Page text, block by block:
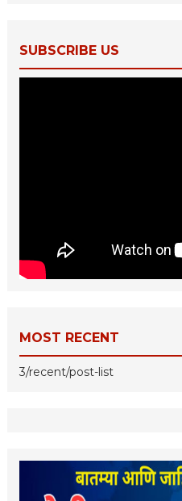
SUBSCRIBE US
MOST RECENT
3/recent/post-list